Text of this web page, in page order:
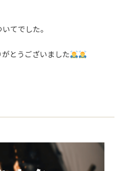
てでした。
とうございました